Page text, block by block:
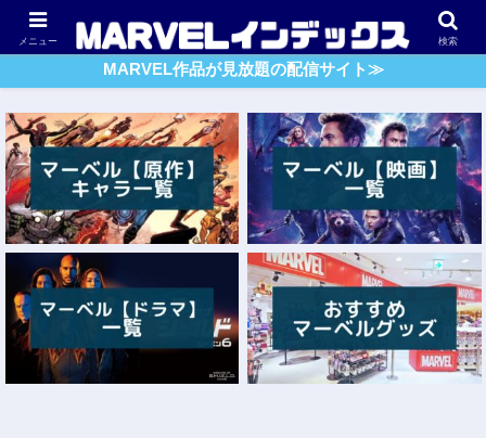
アベンジャーズ スパイダーマン ガーディアンズ・O・G
MARVEL作品が見放題の配信サイト≫
メニュー 検索